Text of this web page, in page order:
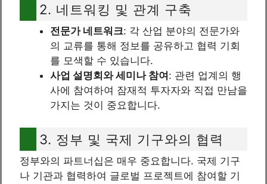
2. 네트워킹 및 관계 구축
전문가 네트워크: 각 산업 분야의 전문가와
의 교류를 통해 정보를 공유하고 협력 기회
를 모색할 수 있습니다.
사업 설명회와 세미나 참여: 관련 업계의 행
사에 참여하여 잠재적 투자자와 직접 만남을
가지는 것이 중요합니다.
3. 정부 및 국제 기구와의 협력
정부와의 파트너십은 매우 중요합니다. 국제 기구
나 기관과 협력하여 글로벌 프로젝트에 참여할 기